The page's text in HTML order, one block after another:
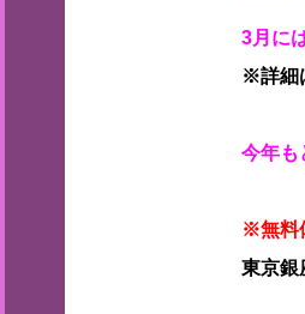
3月に
※詳細
今年も
※無料
東京